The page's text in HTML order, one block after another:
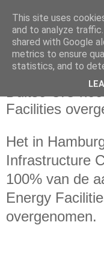
maandag 9
Duitse CIC
Facilities
Het in
Infrastructure
100% van de
Energy
overgenomen.
This site uses
and to analyze
shared with Google
metrics to ensure
statistics, and to